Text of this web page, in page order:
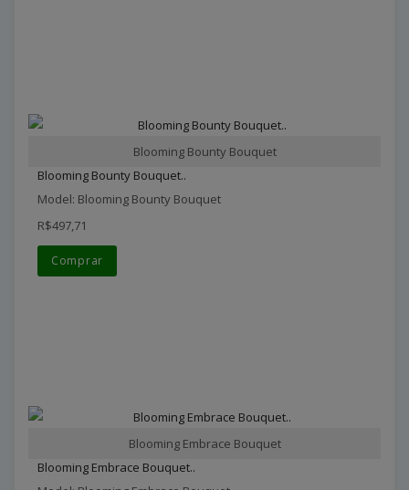
Blooming Bounty Bouquet
Blooming Bounty Bouquet..
Model: Blooming Bounty Bouquet
R$497,71
Comprar
Blooming Embrace Bouquet
Blooming Embrace Bouquet..